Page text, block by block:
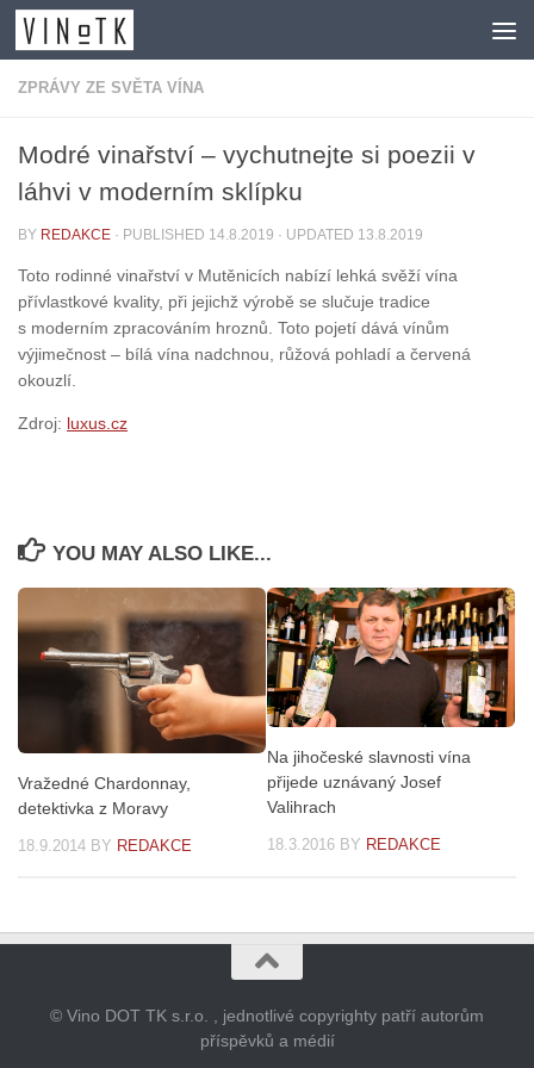
Skip to content
ZPRÁVY ZE SVĚTA VÍNA
Modré vinařství – vychutnejte si poezii v
láhvi v moderním sklípku
BY REDAKCE · PUBLISHED 14.8.2019 · UPDATED 13.8.2019
Toto rodinné vinařství v Mutěnicích nabízí lehká svěží vína
přívlastkové kvality, při jejichž výrobě se slučuje tradice
s moderním zpracováním hroznů. Toto pojetí dává vínům
výjimečnost – bílá vína nadchnou, růžová pohladí a červená
okouzlí.
Zdroj: luxus.cz
YOU MAY ALSO LIKE...
Vražedné Chardonnay,
detektivka z Moravy
18.9.2014 BY REDAKCE
Na jihočeské slavnosti vína
přijede uznávaný Josef
Valihrach
18.3.2016 BY REDAKCE
© Vino DOT TK s.r.o. , jednotlivé copyrighty patří autorům
příspěvků a médií